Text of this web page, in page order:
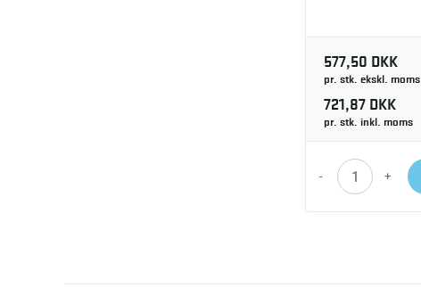
577,50 DKK
pr. stk. ekskl. moms
721,87 DKK
pr. stk. inkl. moms
- +